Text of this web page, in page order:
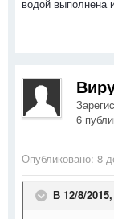
водой выполнена
6
Опубликовано: 8
В 12/8/